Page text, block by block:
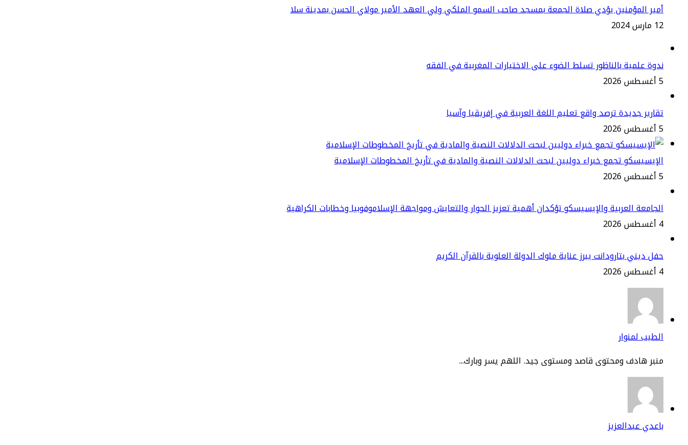
أمير المؤمنين يؤدي صلاة الجمعة بمسجد صاحب السمو الملكي ولي العهد الأمير مولاي الحسن بمدينة سلا
12 مارس 2024
ندوة علمية بالناظور تسلط الضوء على الاختيارات المغربية في الفقه
5 أغسطس 2026
تقارير جديدة ترصد واقع تعليم اللغة العربية في إفريقيا وآسيا
5 أغسطس 2026
الإيسيسكو تجمع خبراء دوليين لبحث الدلالات النصية والمادية في تأريخ المخطوطات الإسلامية
5 أغسطس 2026
الجامعة العربية والإيسيسكو تؤكدان أهمية تعزيز الحوار والتعايش ومواجهة الإسلاموفوبيا وخطابات الكراهية
4 أغسطس 2026
حفل ديني بتارودانت يبرز عناية ملوك الدولة العلوية بالقرآن الكريم
4 أغسطس 2026
الطيب لمنوار
منبر هادف ومحتوى قاصد ومستوى جيد. اللهم يسر وبارك...
باعدي عبدالعزيز